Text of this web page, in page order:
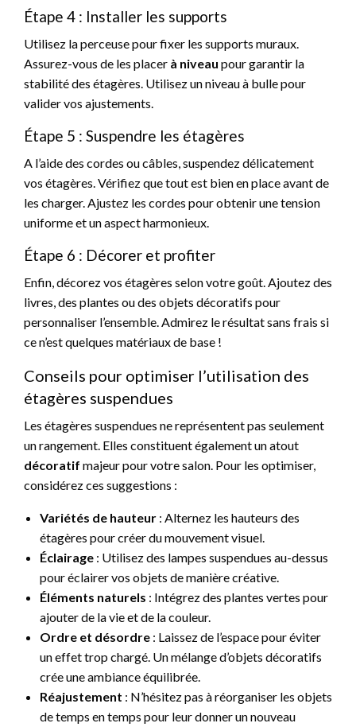
Étape 4 : Installer les supports
Utilisez la perceuse pour fixer les supports muraux.
Assurez-vous de les placer à niveau pour garantir la
stabilité des étagères. Utilisez un niveau à bulle pour
valider vos ajustements.
Étape 5 : Suspendre les étagères
A l’aide des cordes ou câbles, suspendez délicatement
vos étagères. Vérifiez que tout est bien en place avant de
les charger. Ajustez les cordes pour obtenir une tension
uniforme et un aspect harmonieux.
Étape 6 : Décorer et profiter
Enfin, décorez vos étagères selon votre goût. Ajoutez des
livres, des plantes ou des objets décoratifs pour
personnaliser l’ensemble. Admirez le résultat sans frais si
ce n’est quelques matériaux de base !
Conseils pour optimiser l’utilisation des
étagères suspendues
Les étagères suspendues ne représentent pas seulement
un rangement. Elles constituent également un atout
décoratif majeur pour votre salon. Pour les optimiser,
considérez ces suggestions :
Variétés de hauteur : Alternez les hauteurs des
étagères pour créer du mouvement visuel.
Éclairage : Utilisez des lampes suspendues au-dessus
pour éclairer vos objets de manière créative.
Éléments naturels : Intégrez des plantes vertes pour
ajouter de la vie et de la couleur.
Ordre et désordre : Laissez de l’espace pour éviter
un effet trop chargé. Un mélange d’objets décoratifs
crée une ambiance équilibrée.
Réajustement : N’hésitez pas à réorganiser les objets
de temps en temps pour leur donner un nouveau